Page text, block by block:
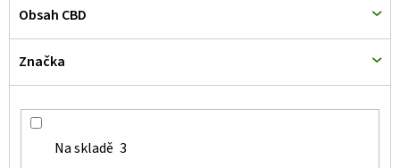
Na skladě 3
Obsah CBD
Značka
ů